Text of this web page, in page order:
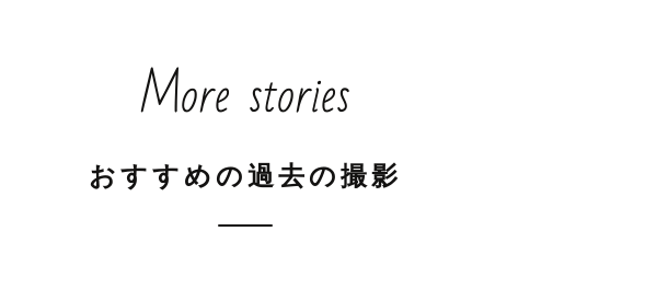
More stories
おすすめの過去の撮影